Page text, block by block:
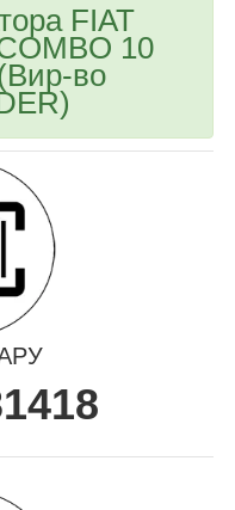
FIAT
10
во